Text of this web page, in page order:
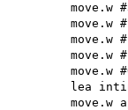
move.w
move.w
move.w
move.w
move.w
lea
move.w